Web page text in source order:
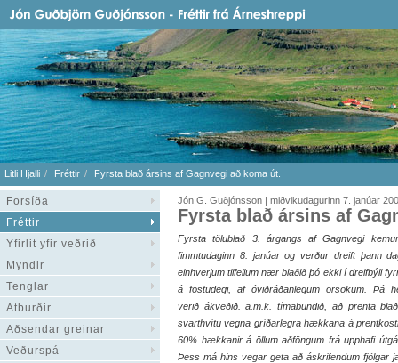
Litli Hjalli Fréttir Fyrsta blað ársins af Gagnvegi að koma út.
Forsíða
Fréttir
Yfirlit yfir veðrið
Myndir
Tenglar
Atburðir
Aðsendar greinar
Veðurspá
Jón G. Guðjónsson | miðvikudagurinn 7. janúar
Fyrsta blað ársins af
Fyrsta tölublað 3. árgangs af Gagnvegi
fimmtudaginn 8. janúar og verður dreift þann
einhverjum tilfellum nær blaðið þó ekki í dreifbýli
á föstudegi, af óviðráðanlegum orsökum. Þá
verið ákveðið. a.m.k. tímabundið, að prenta
svarthvítu vegna gríðarlegra hækkana á
60% hækkanir á öllum aðföngum frá upphafi
Þess má hins vegar geta að áskrifendum fjölgar